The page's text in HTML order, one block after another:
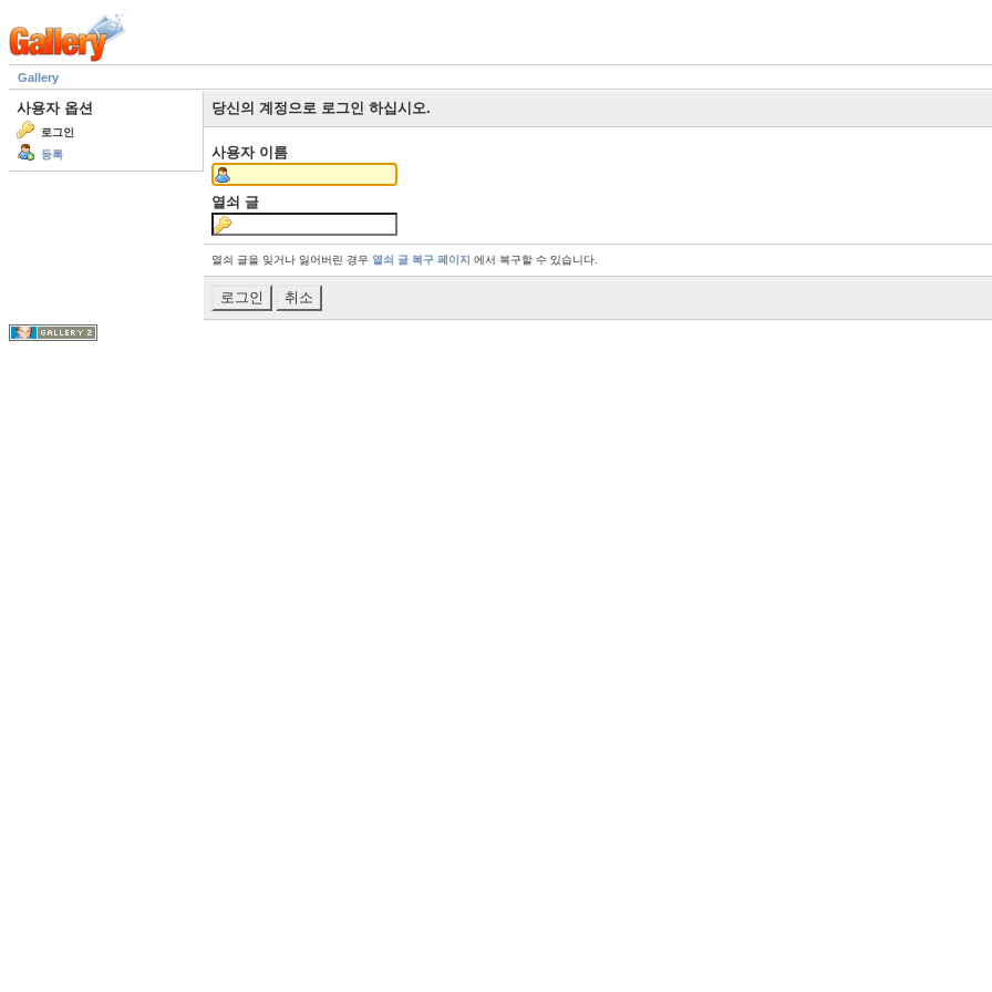
Gallery
사용자 옵션
로그인
등록
당신의 계정으로 로그인 하십시오.
사용자 이름
열쇠 글
열쇠 글을 잊거나 잃어버린 경우 열쇠 글 복구 페이지 에서 복구할 수 있습니다.